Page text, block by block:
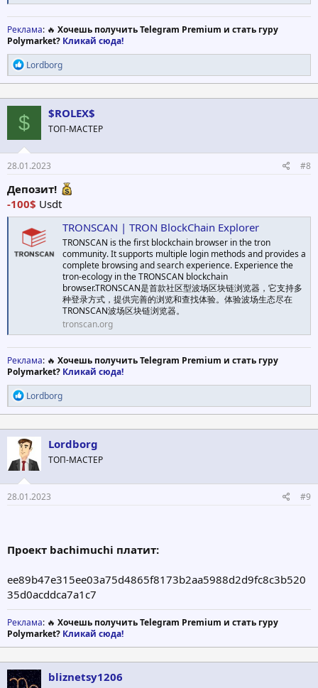
Реклама: 🔥 Хочешь получить Telegram Premium и стать гуру
Polymarket? Кликай сюда!
Р
е
а
к
ц
и
и
:
Lordborg
$ $ROLEX$
ТОП-МАСТЕР
28.01.2023 #8
Депозит!
-100$ Usdt
TRONSCAN | TRON BlockChain Explorer
TRONSCAN is the first blockchain browser in the tron
community. It supports multiple login methods and provides a
complete browsing and search experience. Experience the
tron-ecology in the TRONSCAN blockchain
browser.TRONSCAN是首款社区型波场区块链浏览器，它支持多
种登录方式，提供完善的浏览和查找体验。体验波场生态尽在
TRONSCAN波场区块链浏览器。
tronscan.org
Реклама: 🔥 Хочешь получить Telegram Premium и стать гуру
Polymarket? Кликай сюда!
Р
е
а
к
ц
и
и
Lordborg
Lordborg
ТОП-МАСТЕР
28.01.2023 #9
Проект bachimuchi платит:
ee89b47e315ee03a75d4865f8173b2aa5988d2d9fc8c3b520
35d0acddca7a1c7
Реклама: 🔥 Хочешь получить Telegram Premium и стать гуру
Polymarket? Кликай сюда!
bliznetsy1206